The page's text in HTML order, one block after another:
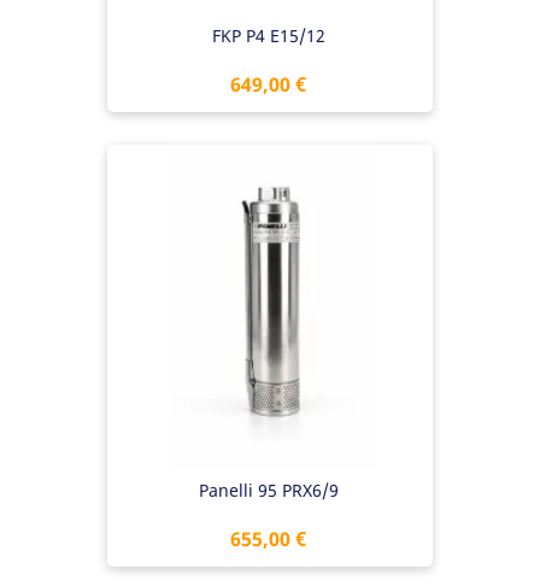
FKP P4 E15/12
Preis
649,00 €
Panelli 95 PRX6/9
Preis
655,00 €